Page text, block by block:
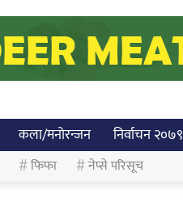
कला/मनोरन्जन निर्वाचन २०७९
फिफा नेप्से परिसूच